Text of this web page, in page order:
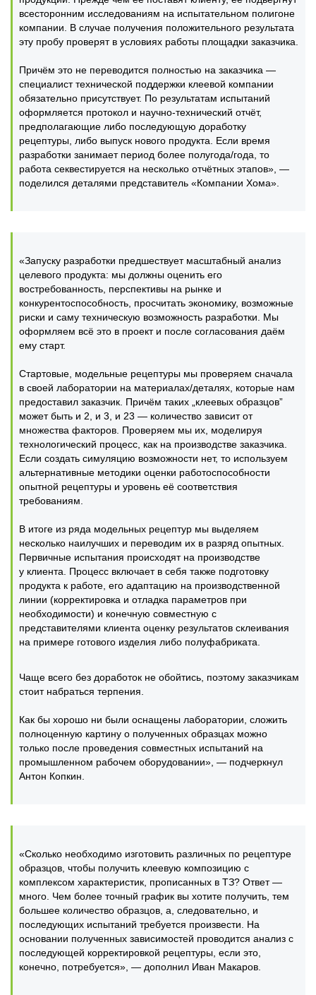
всесторонним исследованиям на испытательном полигоне
компании. В случае получения положительного результата
эту пробу проверят в условиях работы площадки заказчика.
Причём это не переводится полностью на заказчика —
специалист технической поддержки клеевой компании
обязательно присутствует. По результатам испытаний
оформляется протокол и научно-технический отчёт,
предполагающие либо последующую доработку
рецептуры, либо выпуск нового продукта. Если время
разработки занимает период более полугода/года, то
работа секвестируется на несколько отчётных этапов», —
поделился деталями представитель «Компании Хома».
«Запуску разработки предшествует масштабный анализ
целевого продукта: мы должны оценить его
востребованность, перспективы на рынке и
конкурентоспособность, просчитать экономику, возможные
риски и саму техническую возможность разработки. Мы
оформляем всё это в проект и после согласования даём
ему старт.
Стартовые, модельные рецептуры мы проверяем сначала
в своей лаборатории на материалах/деталях, которые нам
предоставил заказчик. Причём таких „клеевых образцов”
может быть и 2, и 3, и 23 — количество зависит от
множества факторов. Проверяем мы их, моделируя
технологический процесс, как на производстве заказчика.
Если создать симуляцию возможности нет, то используем
альтернативные методики оценки работоспособности
опытной рецептуры и уровень её соответствия
требованиям.
В итоге из ряда модельных рецептур мы выделяем
несколько наилучших и переводим их в разряд опытных.
Первичные испытания происходят на производстве
у клиента. Процесс включает в себя также подготовку
продукта к работе, его адаптацию на производственной
линии (корректировка и отладка параметров при
необходимости) и конечную совместную с
представителями клиента оценку результатов склеивания
на примере готового изделия либо полуфабриката.
Чаще всего без доработок не обойтись, поэтому заказчикам
стоит набраться терпения.
Как бы хорошо ни были оснащены лаборатории, сложить
полноценную картину о полученных образцах можно
только после проведения совместных испытаний на
промышленном рабочем оборудовании», — подчеркнул
Антон Копкин.
«Сколько необходимо изготовить различных по рецептуре
образцов, чтобы получить клеевую композицию с
комплексом характеристик, прописанных в ТЗ? Ответ —
много. Чем более точный график вы хотите получить, тем
большее количество образцов, а, следовательно, и
последующих испытаний требуется произвести. На
основании полученных зависимостей проводится анализ с
последующей корректировкой рецептуры, если это,
конечно, потребуется», — дополнил Иван Макаров.